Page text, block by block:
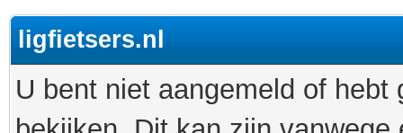
ligfietsers.nl
U bent niet aangemeld of